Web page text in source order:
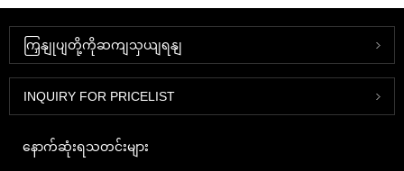
ကြှနျုပျတို့ကိုဆကျသှယျရနျ
INQUIRY FOR PRICELIST
နောက်ဆုံးရသတင်းများ